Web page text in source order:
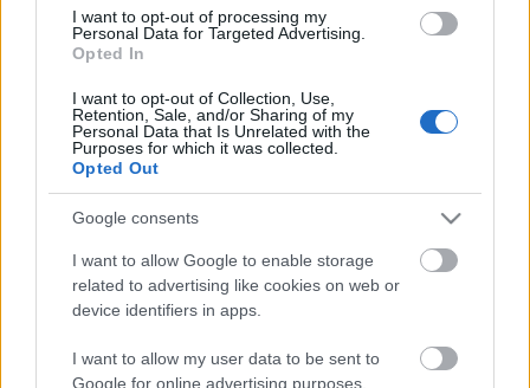
I want to opt-out of processing my
Personal Data for Targeted Advertising.
Opted In
I want to opt-out of Collection, Use,
Retention, Sale, and/or Sharing of my
Personal Data that Is Unrelated with the
Purposes for which it was collected.
Opted Out
Google consents
I want to allow Google to enable storage
related to advertising like cookies on web or
device identifiers in apps.
I want to allow my user data to be sent to
Google for online advertising purposes.
Gnob-Angebot – Pet Bearach: 18.05.2026 –
19.05.2026
20.05.2026
Kingshill-Set: 20.05.2026 – 21.05.2026
Kostümverkauf – Brave Fighters: 21.05.2026 –
22.05.2026
Zusätzlich bereitet das Team eine neue
Spielerumfrage vor.
Diese Umfrage wird uns helfen, besser zu verstehen,